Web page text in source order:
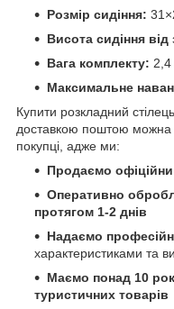
Розмір сидіння:
Висота сидіння від
Вага комплекту: 2,4
Максимальне
Купити розкладний
доставкою поштою можна
покупці, адже ми:
Продаємо
Оперативно
протягом 1-2 днів
Надаємо
характеристиками та
Маємо понад 10
туристичних товарів